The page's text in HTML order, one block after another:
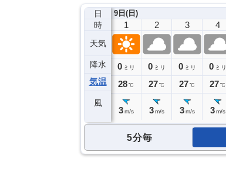
日
時
天気
降水
気温
風
9日(日)
0
0ミリ
28℃
1
0 ミリ
28℃
3 m/s
2
0 ミリ
27℃
3 m/s
3
0 ミリ
27℃
3 m/s
4
0 ミリ
27℃
3 m/s
5分毎